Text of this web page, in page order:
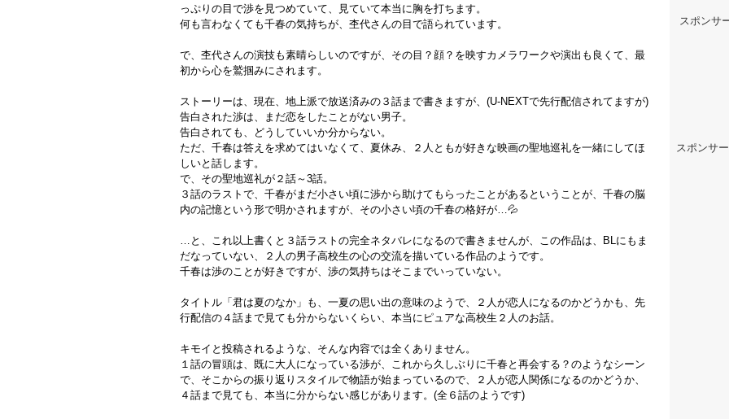
っぷりの目で渉を見つめていて、見ていて本当に胸を打ちます。
何も言わなくても千春の気持ちが、杢代さんの目で語られています。
で、杢代さんの演技も素晴らしいのですが、その目？顔？を映すカメラワークや演出も良くて、最
初から心を鷲掴みにされます。
ストーリーは、現在、地上派で放送済みの３話まで書きますが、(U-NEXTで先行配信されてますが)
告白された渉は、まだ恋をしたことがない男子。
告白されても、どうしていいか分からない。
ただ、千春は答えを求めてはいなくて、夏休み、２人ともが好きな映画の聖地巡礼を一緒にしてほ
しいと話します。
で、その聖地巡礼が２話～3話。
３話のラストで、千春がまだ小さい頃に渉から助けてもらったことがあるということが、千春の脳
内の記憶という形で明かされますが、その小さい頃の千春の格好が…💦
…と、これ以上書くと３話ラストの完全ネタバレになるので書きませんが、この作品は、BLにもま
だなっていない、２人の男子高校生の心の交流を描いている作品のようです。
千春は渉のことが好きですが、渉の気持ちはそこまでいっていない。
タイトル「君は夏のなか」も、一夏の思い出の意味のようで、２人が恋人になるのかどうかも、先
行配信の４話まで見ても分からないくらい、本当にピュアな高校生２人のお話。
キモイと投稿されるような、そんな内容では全くありません。
１話の冒頭は、既に大人になっている渉が、これから久しぶりに千春と再会する？のようなシーン
で、そこからの振り返りスタイルで物語が始まっているので、２人が恋人関係になるのかどうか、
４話まで見ても、本当に分からない感じがあります。(全６話のようです)
スポンサ
スポンサ